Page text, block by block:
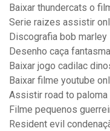
Baixar thundercats o
Serie raizes assistir
Discografia bob marley
Desenho caça
Baixar jogo cadilac
Baixar filme youtube
Assistir road to paloma
Filme pequenos
Resident evil